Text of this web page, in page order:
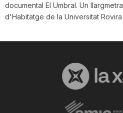
a
t
documental El Umbral. Un
d'Habitatge de la Universitat Rovira